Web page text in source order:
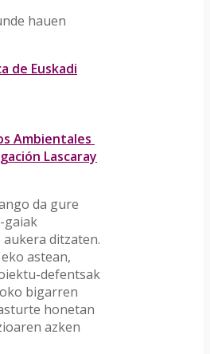
hauen
de Euskadi
Ambientales
Lascaray
da gure
gaiak
ditzaten.
astean,
defentsak
bigarren
honetan
azken